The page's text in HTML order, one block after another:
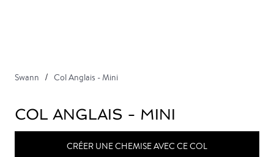
Swann Col Anglais - Mini
COL ANGLAIS - MINI
CRÉER UNE CHEMISE AVEC CE COL